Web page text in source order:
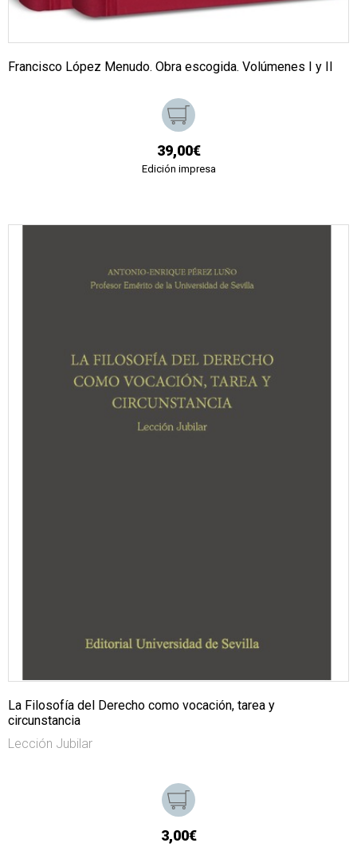
Francisco López Menudo. Obra escogida. Volúmenes I y II
39,00€
Edición impresa
La Filosofía del Derecho como vocación, tarea y
circunstancia
Lección Jubilar
3,00€